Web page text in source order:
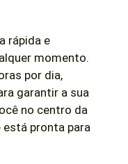
rápida e
momento.
por dia,
garantir a sua
no centro da
está pronta para